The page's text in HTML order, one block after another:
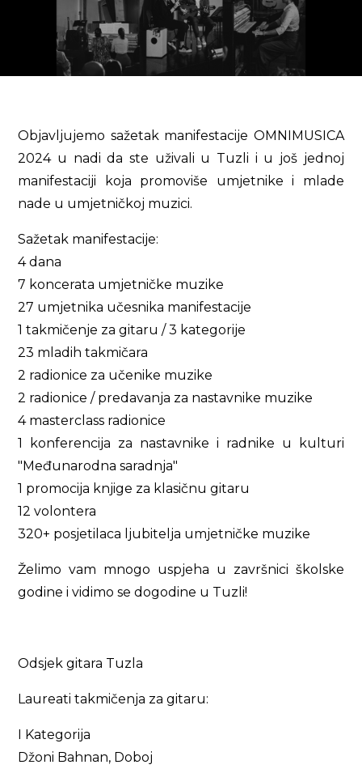
Objavljujemo sažetak manifestacije OMNIMUSICA
2024 u nadi da ste uživali u Tuzli i u još jednoj
manifestaciji koja promoviše umjetnike i mlade
nade u umjetničkoj muzici.
Sažetak manifestacije:
4 dana
7 koncerata umjetničke muzike
27 umjetnika učesnika manifestacije
1 takmičenje za gitaru / 3 kategorije
23 mladih takmičara
2 radionice za učenike muzike
2 radionice / predavanja za nastavnike muzike
4 masterclass radionice
1 konferencija za nastavnike i radnike u kulturi
"Međunarodna saradnja"
1 promocija knjige za klasičnu gitaru
12 volontera
320+ posjetilaca ljubitelja umjetničke muzike
Želimo vam mnogo uspjeha u završnici školske
godine i vidimo se dogodine u Tuzli!
Odsjek gitara Tuzla
Laureati takmičenja za gitaru:
I Kategorija
Džoni Bahnan, Doboj